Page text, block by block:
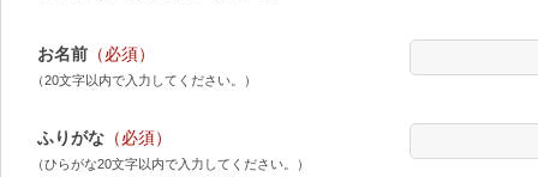
お名前 （必須）
（20文字以内で入力してください。）
ふりがな （必須）
（ひらがな20文字以内で入力してください。）